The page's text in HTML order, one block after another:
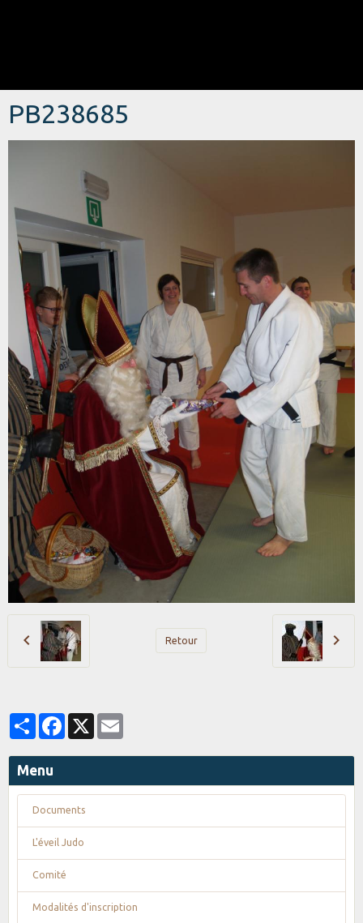
PB238685
Retour
PartagerFacebook
X
Menu
Documents
L'éveil Judo
Comité
Modalités d'inscription